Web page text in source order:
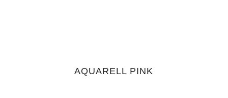
AQUARELL PINK